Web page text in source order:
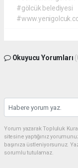
#gölcük belediyesi
Okuyucu Yorumları
Yorum yazarak Topluluk
sitesine yaptığınız
başınıza üstleniyorsunuz.
sorumlu tutulamaz.